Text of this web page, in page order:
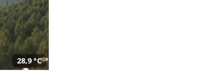
28,9 °C